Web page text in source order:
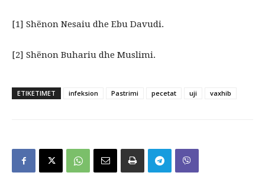
[1] Shënon Nesaiu dhe Ebu Davudi.
[2] Shënon Buhariu dhe Muslimi.
ETIKETIMET infeksion Pastrimi pecetat uji vaxhib